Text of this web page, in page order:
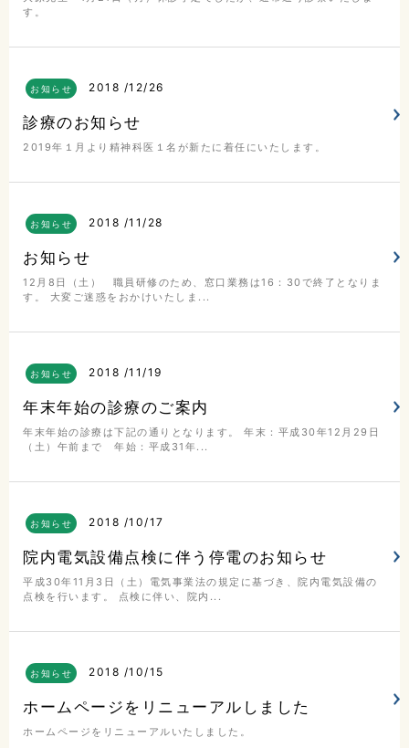
す。
お知らせ 2018 12/26
診療のお知らせ
2019年１月より精神科医１名が新たに着任にいたします。
お知らせ 2018 11/28
お知らせ
12月8日（土） 職員研修のため、窓口業務は16：30で終了となりま
す。 大変ご迷惑をおかけいたしま...
お知らせ 2018 11/19
年末年始の診療のご案内
年末年始の診療は下記の通りとなります。 年末：平成30年12月29日
（土）午前まで 年始：平成31年...
お知らせ 2018 10/17
院内電気設備点検に伴う停電のお知らせ
平成30年11月3日（土）電気事業法の規定に基づき、院内電気設備の
点検を行います。 点検に伴い、院内...
お知らせ 2018 10/15
ホームページをリニューアルしました
ホームページをリニューアルいたしました。